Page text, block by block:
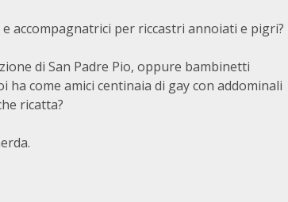
accompagnatrici per riccastri annoiati e pigri?
di San Padre Pio, oppure bambinetti
come amici centinaia di gay con addominali
ricatta?